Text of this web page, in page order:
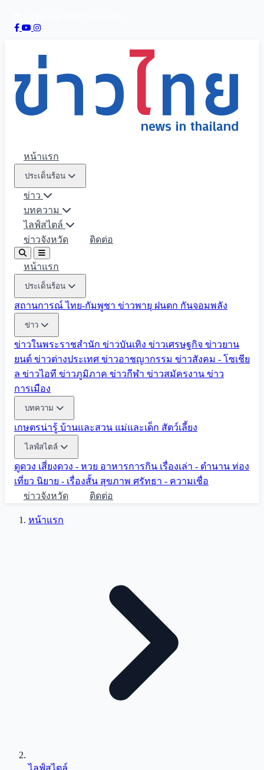
หน้าแรก
ประเด็นร้อน
ข่าว
บทความ
ไลฟ์สไตล์
ข่าวจังหวัด
ติดต่อ
หน้าแรก
ประเด็นร้อน
สถานการณ์ ไทย-กัมพูชา ข่าวพายุ ฝนตก กันจอมพลัง
ข่าว
ข่าวในพระราชสำนัก ข่าวบันเทิง ข่าวเศรษฐกิจ ข่าวยาน
ยนต์ ข่าวต่างประเทศ ข่าวอาชญากรรม ข่าวสังคม - โซเชีย
ล ข่าวไอที ข่าวภูมิภาค ข่าวกีฬา ข่าวสมัครงาน ข่าว
การเมือง
บทความ
เกษตรน่ารู้ บ้านและสวน แม่และเด็ก สัตว์เลี้ยง
ไลฟ์สไตล์
ดูดวง เสี่ยงดวง - หวย อาหารการกิน เรื่องเล่า - ตำนาน ท่อง
เที่ยว นิยาย - เรื่องสั้น สุขภาพ ศรัทธา - ความเชื่อ
ข่าวจังหวัด
ติดต่อ
หน้าแรก
ไลฟ์สไตล์